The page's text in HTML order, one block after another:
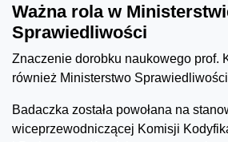
Ważna rola w
Sprawiedliwości
Znaczenie dorobku naukowego prof.
również Ministerstwo
Badaczka została powołana na
wiceprzewodniczącej Komisji